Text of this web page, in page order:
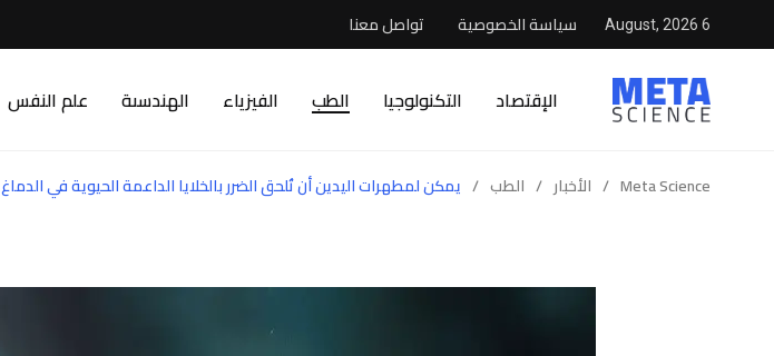
6 August, 2026 سياسة الخصوصية تواصل معنا
الإقتصاد التكنولوجيا الطب الفيزياء الهندسىة علم النفس
Meta Science
/ الأخبار / الطب / يمكن لمطهرات اليدين أن تُلحق الضرر بالخلايا الداعمة الحيوية في الدماغ